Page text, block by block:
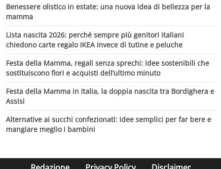
Benessere olistico in estate: una nuova idea di bellezza per la
mamma
Lista nascita 2026: perché sempre più genitori italiani
chiedono carte regalo IKEA invece di tutine e peluche
Festa della Mamma, regali senza sprechi: idee sostenibili che
sostituiscono fiori e acquisti dell’ultimo minuto
Festa della Mamma in Italia, la doppia nascita tra Bordighera e
Assisi
Alternative ai succhi confezionati: idee semplici per far bere e
mangiare meglio i bambini